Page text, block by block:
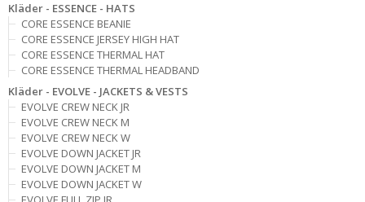
Kläder - ESSENCE - HATS
CORE ESSENCE BEANIE
CORE ESSENCE JERSEY HIGH HAT
CORE ESSENCE THERMAL HAT
CORE ESSENCE THERMAL HEADBAND
Kläder - EVOLVE - JACKETS & VESTS
EVOLVE CREW NECK JR
EVOLVE CREW NECK M
EVOLVE CREW NECK W
EVOLVE DOWN JACKET JR
EVOLVE DOWN JACKET M
EVOLVE DOWN JACKET W